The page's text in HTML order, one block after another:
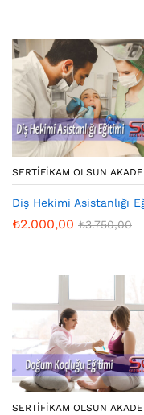
SERTIFIKAM OLSUN
Diş Hekimi Asistanlığı
₺2.000,00 ₺3.750,00
SERTIFIKAM OLSUN